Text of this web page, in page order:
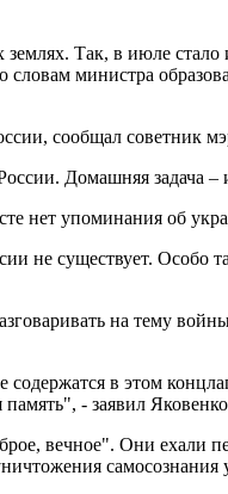
Так, в июле
министра
сообщал советник
Домашняя
нет упоминания об
не существует. Особо
на тему
в этом
память", - заявил
вечное". Они ехали
самосознания